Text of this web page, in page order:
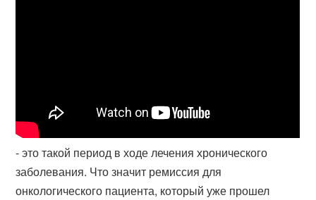
- это такой период в ходе лечения хронического
заболевания. Что значит ремиссия для
онкологического пациента, который уже прошел